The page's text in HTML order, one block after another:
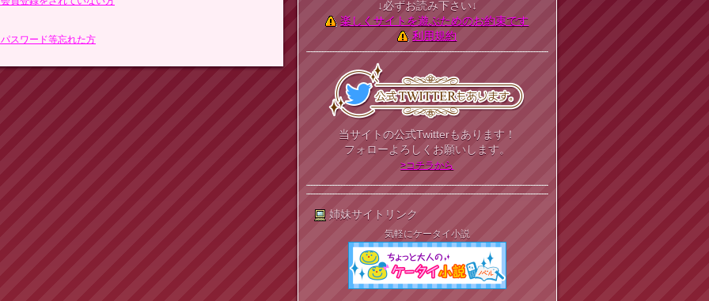
スワード等忘れた方
↓必ずお読み下さい↓
楽しくサイトを遊ぶためのお約束です
利用規約
当サイトの公式Twitterもあります！
フォローよろしくお願いします。
>コチラから
姉妹サイトリンク
気軽にケータイ小説